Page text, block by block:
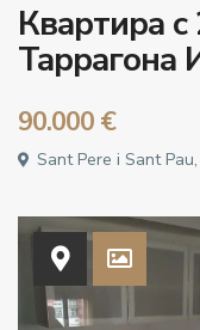
Квартира
Таррагона
90.000 €
Sant Pere i Sant